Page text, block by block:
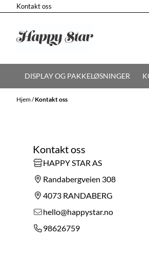
Hopp til innhold
Kontakt oss
DISPLAY OG PAKKELØSNINGER
Hjem/Kontakt oss
Kontakt oss
HAPPY STAR AS
Randabergveien 308
4073 RANDABERG
hello@happystar.no
98626759